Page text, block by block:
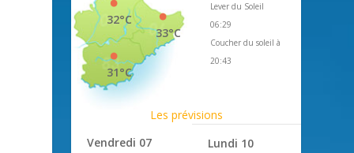
33°C
32°C
31°C
Lever du Soleil
06:29
Coucher du soleil à
20:43
Les prévisions
Vendredi 07
Lundi 10